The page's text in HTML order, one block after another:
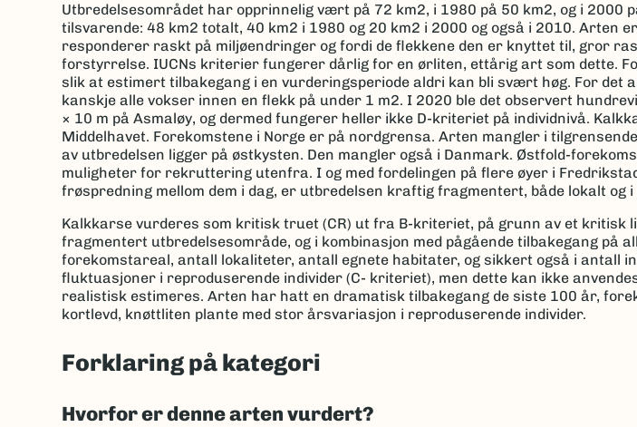
Utbredelsesområdet har opprinnelig vært på 72 km2, i 1980 på 50 km2, og i 2000
tilsvarende: 48 km2 totalt, 40 km2 i 1980 og 20 km2 i 2000 og også i 2010. Arten
responderer raskt på miljøendringer og fordi de flekkene den er knyttet til, gror
forstyrrelse. IUCNs kriterier fungerer dårlig for en ørliten, ettårig art som dette.
slik at estimert tilbakegang i en vurderingsperiode aldri kan bli svært høg. For det
kanskje alle vokser innen en flekk på under 1 m2. I 2020 ble det observert
× 10 m på Asmaløy, og dermed fungerer heller ikke D-kriteriet på individnivå.
Middelhavet. Forekomstene i Norge er på nordgrensa. Arten mangler i
av utbredelsen ligger på østkysten. Den mangler også i Danmark. Østfold-
muligheter for rekruttering utenfra. I og med fordelingen på flere øyer i
frøspredning mellom dem i dag, er utbredelsen kraftig fragmentert, både lokalt og
Kalkkarse vurderes som kritisk truet (CR) ut fra B-kriteriet, på grunn av et kritisk
fragmentert utbredelsesområde, og i kombinasjon med pågående tilbakegang på
forekomstareal, antall lokaliteter, antall egnete habitater, og sikkert også i antall
fluktuasjoner i reproduserende individer (C- kriteriet), men dette kan ikke
realistisk estimeres. Arten har hatt en dramatisk tilbakegang de siste 100 år,
kortlevd, knøttliten plante med stor årsvariasjon i reproduserende individer.
Forklaring på kategori
Hvorfor er denne arten vurdert?